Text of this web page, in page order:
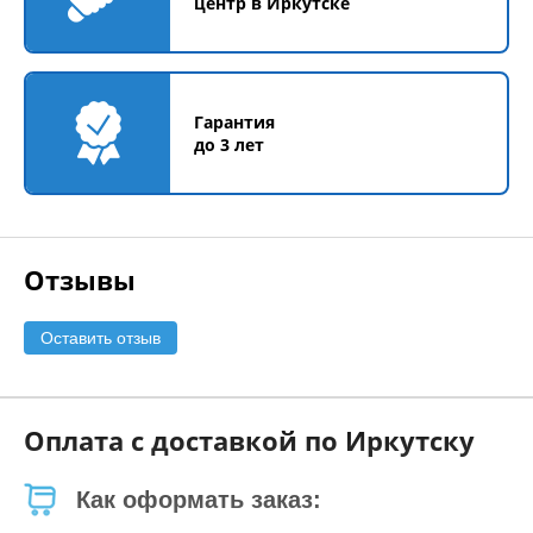
Гарантия
до 3 лет
Отзывы
Оставить отзыв
Оплата с доставкой по Иркутску
Как оформать заказ: